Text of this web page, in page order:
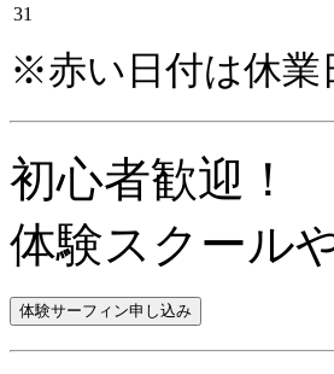
31
※赤い日付は休業
初心者歓迎！
体験スクール